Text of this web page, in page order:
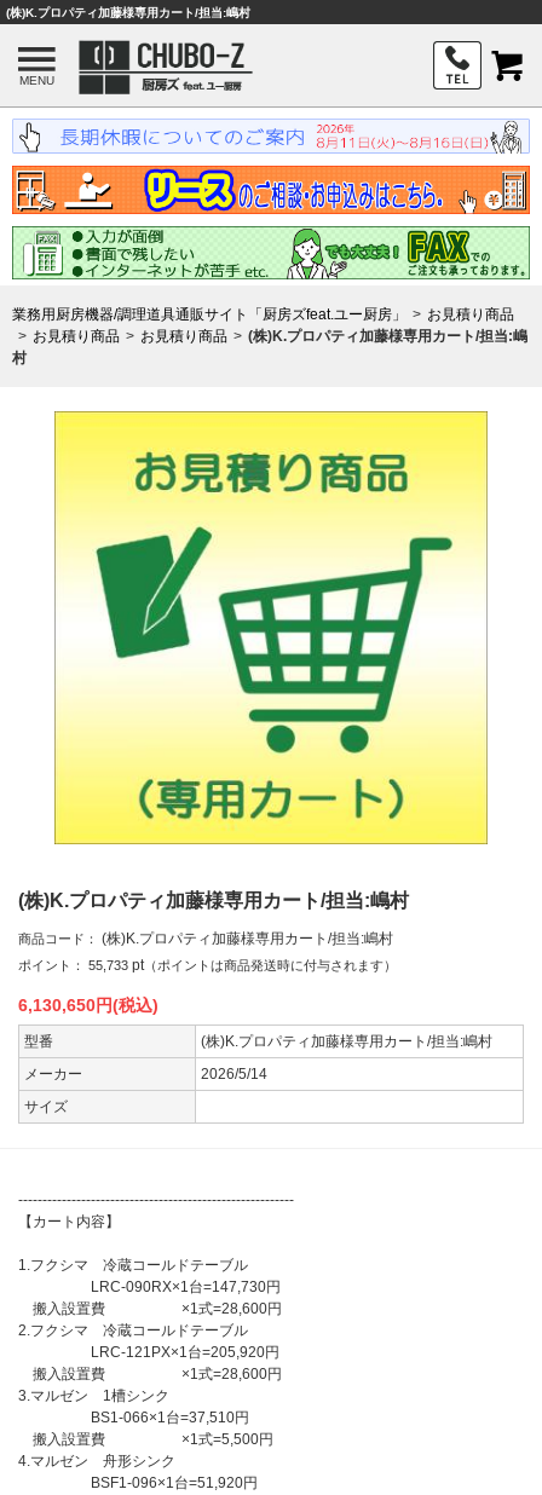
(株)K.プロパティ加藤様専用カート/担当:嶋村
MENU
業務用厨房機器/調理道具通販サイト「厨房ズfeat.ユー厨房」
お見積り商品
お見積り商品
お見積り商品
(株)K.プロパティ加藤様専用カート/担当:嶋
村
(株)K.プロパティ加藤様専用カート/担当:嶋村
商品コード： (株)K.プロパティ加藤様専用カート/担当:嶋村
ポイント： 55,733 pt （ポイントは商品発送時に付与されます）
6,130,650円(税込)
型番
(株)K.プロパティ加藤様専用カート/担当:嶋村
メーカー
2026/5/14
サイズ
---------------------------------------------------------
【カート内容】
1.フクシマ 冷蔵コールドテーブル
LRC-090RX×1台=147,730円
搬入設置費 ×1式=28,600円
2.フクシマ 冷蔵コールドテーブル
LRC-121PX×1台=205,920円
搬入設置費 ×1式=28,600円
3.マルゼン 1槽シンク
BS1-066×1台=37,510円
搬入設置費 ×1式=5,500円
4.マルゼン 舟形シンク
BSF1-096×1台=51,920円